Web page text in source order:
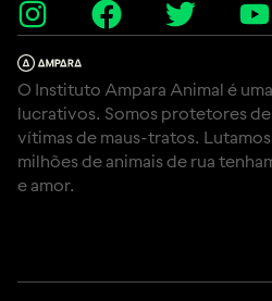
O Instituto Ampara Animal é
lucrativos. Somos protetores
vítimas de maus-tratos.
milhões de animais de rua
e amor.